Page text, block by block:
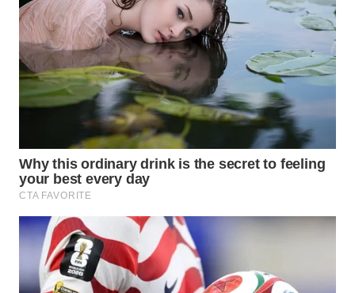
CO ID
WAHANANEWS
NET
WAHANA
WAHANA
UMKM
WAHANA
SELEB
WAHANA